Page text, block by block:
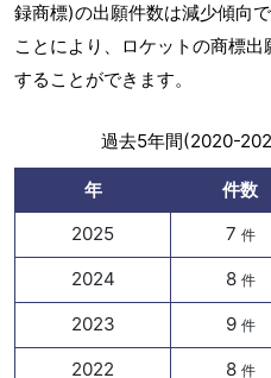
録商標)の出願件数は減少傾向
ことにより、ロケットの商標
することができます。
過去5年間(2020-
年 件数
2025
7 件
2024 8 件
2023 9 件
2022 8 件